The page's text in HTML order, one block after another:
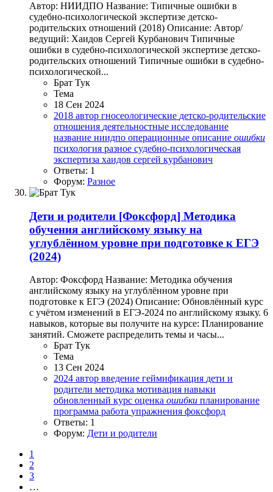
Автор: НИИДПО Название: Типичные ошибки в
судебно-психологической экспертизе детско-
родительских отношений (2018) Описание: Автор/
ведущий: Хаидов Сергей Курбанович Типичные
ошибки в судебно-психологической экспертизе детско-
родительских отношений Типичные ошибки в судебно-
психологической...
Брат Тук
Тема
18 Сен 2024
2018 автор гносеологические детско-родительские
отношения деятельностные исследование
название ниидпо операционные описание ошибки
психология разное судебно-психологическая
экспертиза хаидов сергей курбанович
Ответы: 1
Форум: Разное
Дети и родители [Фоксфорд] Методика
обучения английскому языку на
углублённом уровне при подготовке к ЕГЭ
(2024)
Автор: Фоксфорд Название: Методика обучения
английскому языку на углублённом уровне при
подготовке к ЕГЭ (2024) Описание: Обновлённый курс
с учётом изменений в ЕГЭ-2024 по английскому языку. 6
навыков, которые вы получите на курсе: Планирование
занятий. Сможете распределить темы и часы...
Брат Тук
Тема
13 Сен 2024
2024 автор введение геймификация дети и
родители методика мотивация навыки
обновленный курс оценка ошибки планирование
программа работа упражнения фоксфорд
Ответы: 1
Форум: Дети и родители
1
2
3
…